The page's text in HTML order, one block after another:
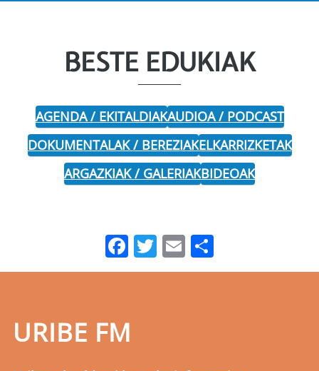
BESTE EDUKIAK
AGENDA / EKITALDIAKAUDIOA / PODCAST
DOKUMENTALAK / BEREZIAKELKARRIZKETAK
ARGAZKIAK / GALERIAKBIDEOAK
Facebook
Twitter
Email
URIBE FM